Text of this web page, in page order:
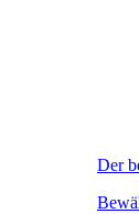
Der